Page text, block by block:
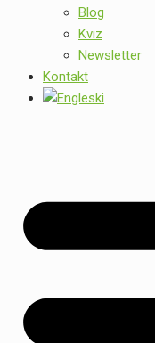
Blog
Kviz
Newsletter
Kontakt